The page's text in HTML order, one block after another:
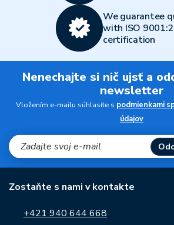
We guarantee
with ISO
certification
Nenechajte si nič ujsť a
newsletter
Vložením e-mailu súhlasíte s podmienkami
údajov
Zostaňte s nami v kontakte
+421 940 644 668